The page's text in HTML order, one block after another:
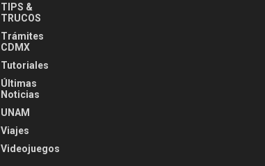
TIPS &
TRUCOS
Trámites
CDMX
Tutoriales
Últimas
Noticias
UNAM
Viajes
Videojuegos